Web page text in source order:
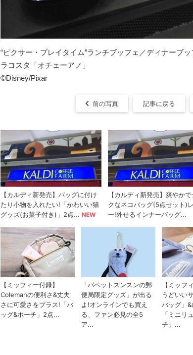
“ピクサー・プレイタイム”ランチブッフェ／ディナーブ
ラコスタ「オチェーアノ」
©︎Disney/Pixar
前の写真 記事に戻る